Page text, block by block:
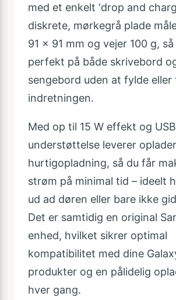
med et enkelt ‘drop and
diskrete, mørkegrå plade
91 × 91 mm og vejer 100 g,
perfekt på både skrivebord
sengebord uden at fylde
indretningen.
Med op til 15 W effekt og
understøttelse leverer
hurtigopladning, så du får
strøm på minimal tid – ideelt
ud ad døren eller bare ikke
Det er samtidig en original
enhed, hvilket sikrer optimal
kompatibilitet med dine
produkter og en pålidelig
hver gang.